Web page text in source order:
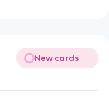
New cards